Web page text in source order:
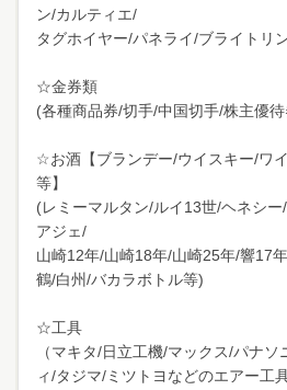
ン/カルティエ/
タグホイヤー/パネライ/ブライトリ
☆金券類
(各種商品券/切手/中国切手/株主優
☆お酒【ブランデー/ウイスキー/ワ
等】
(レミーマルタン/ルイ13世/ヘネシ
アジェ/
山崎12年/山崎18年/山崎25年/響17
鶴/白州/バカラボトル等)
☆工具
（マキタ/日立工機/マックス/パナ
ィ/タジマ/ミツトヨなどのエアー工